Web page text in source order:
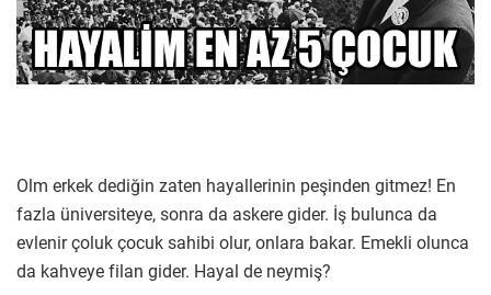
Olm erkek dediğin zaten hayallerinin peşinden gitmez! En
fazla üniversiteye, sonra da askere gider. İş bulunca da
evlenir çoluk çocuk sahibi olur, onlara bakar. Emekli olunca
da kahveye filan gider. Hayal de neymiş?